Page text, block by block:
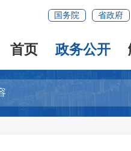
国务院 省政府
首页 政务公开